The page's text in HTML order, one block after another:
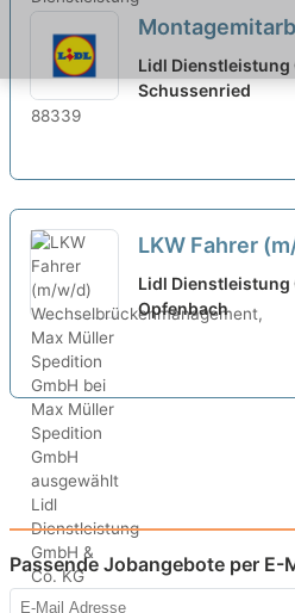
Hydraulik /
Liebherr bei
Lidl Dienstleistung
Schussenried
LKW Fahrer
Müller
Lidl Dienstleistung
Opfenbach
Passende Jobangebote per E-